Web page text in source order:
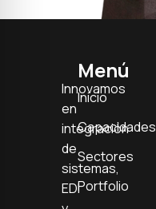
Innovamos
en
integración
de
sistemas,
EDI
Menú
Inicio
Capacidades
Sectores
Portfolio